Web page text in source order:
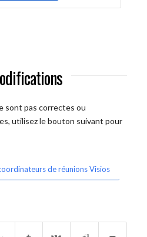
sont pas correctes ou
utilisez le bouton suivant pour
de réunions Visios